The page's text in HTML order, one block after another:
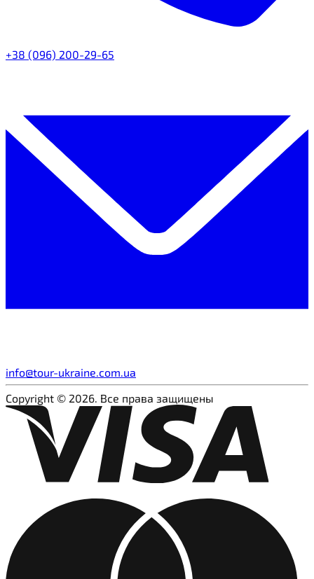
+38 (096) 200-29-65
info@tour-ukraine.com.ua
Copyright © 2026. Все права защищены